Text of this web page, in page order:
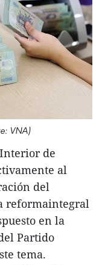
VNA)
de
al
del
reformaintegral
en la
Partido
tema.